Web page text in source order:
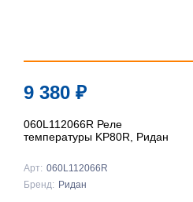
9 380 ₽
060L112066R Реле
температуры KP80R, Ридан
Арт: 060L112066R
Бренд: Ридан